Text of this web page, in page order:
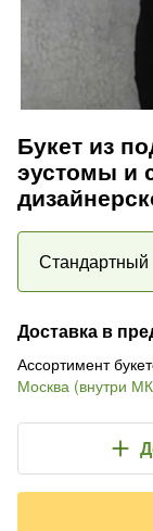
Букет из
эустомы и
Стандартный
Доставка в
Ассортимент
Москва (внутри